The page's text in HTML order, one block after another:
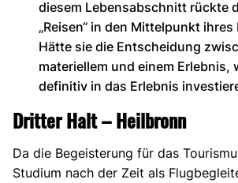
diesem Lebensabschnitt rückte
„Reisen“ in den Mittelpunkt ihres
Hätte sie die Entscheidung
materiellem und einem Erlebnis,
definitiv in das Erlebnis
Dritter Halt – Heilbronn
Da die Begeisterung für das
Studium nach der Zeit als